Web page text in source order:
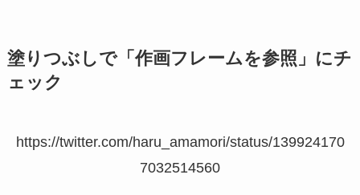
塗りつぶしで「作画フレームを参照」にチ
ェック
https://twitter.com/haru_amamori/status/139924170
7032514560